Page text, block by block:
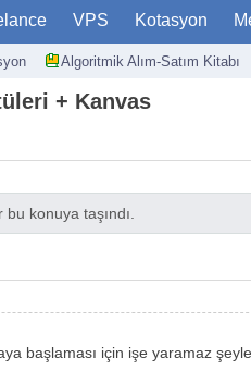
VPS Kotasyon
Algoritmik Alım-Satım Kitabı
+ Kanvas
konuya taşındı.
başlaması için işe yaramaz